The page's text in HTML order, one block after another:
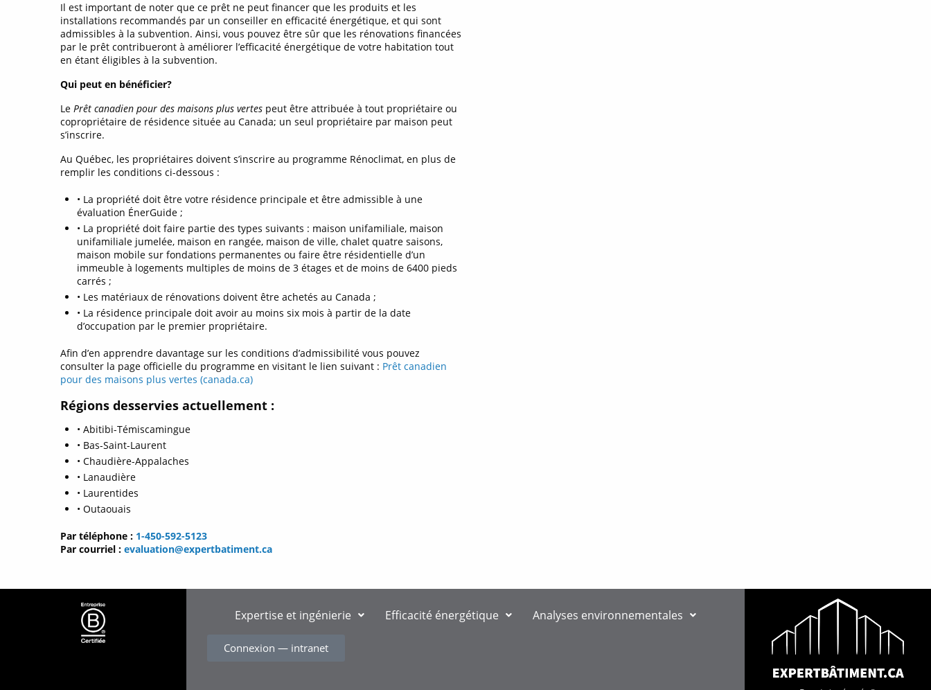
Il est important de noter que ce prêt ne peut financer que les produits et les
installations recommandés par un conseiller en efficacité énergétique, et qui sont
admissibles à la subvention. Ainsi, vous pouvez être sûr que les rénovations financées
par le prêt contribueront à améliorer l’efficacité énergétique de votre habitation tout
en étant éligibles à la subvention.
Qui peut en bénéficier?
Le Prêt canadien pour des maisons plus vertes peut être attribuée à tout propriétaire ou
copropriétaire de résidence située au Canada; un seul propriétaire par maison peut
s’inscrire.
Au Québec, les propriétaires doivent s’inscrire au programme Rénoclimat, en plus de
remplir les conditions ci-dessous :
• La propriété doit être votre résidence principale et être admissible à une
évaluation ÉnerGuide ;
• La propriété doit faire partie des types suivants : maison unifamiliale, maison
unifamiliale jumelée, maison en rangée, maison de ville, chalet quatre saisons,
maison mobile sur fondations permanentes ou faire être résidentielle d’un
immeuble à logements multiples de moins de 3 étages et de moins de 6400 pieds
carrés ;
• Les matériaux de rénovations doivent être achetés au Canada ;
• La résidence principale doit avoir au moins six mois à partir de la date
d’occupation par le premier propriétaire.
Afin d’en apprendre davantage sur les conditions d’admissibilité vous pouvez
consulter la page officielle du programme en visitant le lien suivant : Prêt canadien
pour des maisons plus vertes (canada.ca)
Régions desservies actuellement :
• Abitibi-Témiscamingue
• Bas-Saint-Laurent
• Chaudière-Appalaches
• Lanaudière
• Laurentides
• Outaouais
Par téléphone : 1-450-592-5123
Par courriel : evaluation@expertbatiment.ca
Expertise et ingénierie Efficacité énergétique Analyses environnementales
Connexion — intranet